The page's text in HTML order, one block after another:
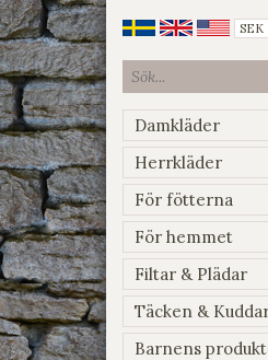
Damkläder
Herrkläder
För fötterna
För hemmet
Filtar & Plädar
Täcken &
Barnens